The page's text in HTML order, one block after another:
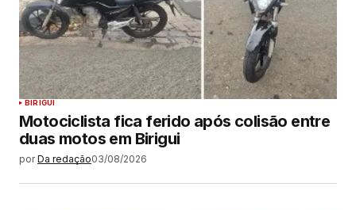
BIRIGUI
Motociclista fica ferido após colisão entre
duas motos em Birigui
por Da redação03/08/2026